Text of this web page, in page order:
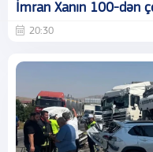
İmran Xanın 100-dən
20:30